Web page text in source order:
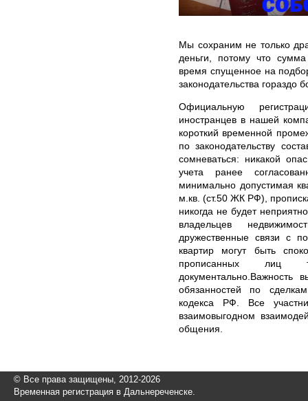
Мы сохраним не только
деньги, потому что
время спущенное на
законодательства гораздо
Официальную
иностранцев в нашей
короткий временной
по законодательству
сомневаться: никакой
учета ранее
минимально допустимая
м.кв. (ст.50 ЖК РФ),
никогда не будет
владельцев
дружественные связи с
квартир могут быть
прописанных лиц
документально.Важность
обязанностей по
кодекса РФ. Все
взаимовыгодном
общения.
© Все права защищены, 2012-2026
Временная регистрация в Дальнереченске.